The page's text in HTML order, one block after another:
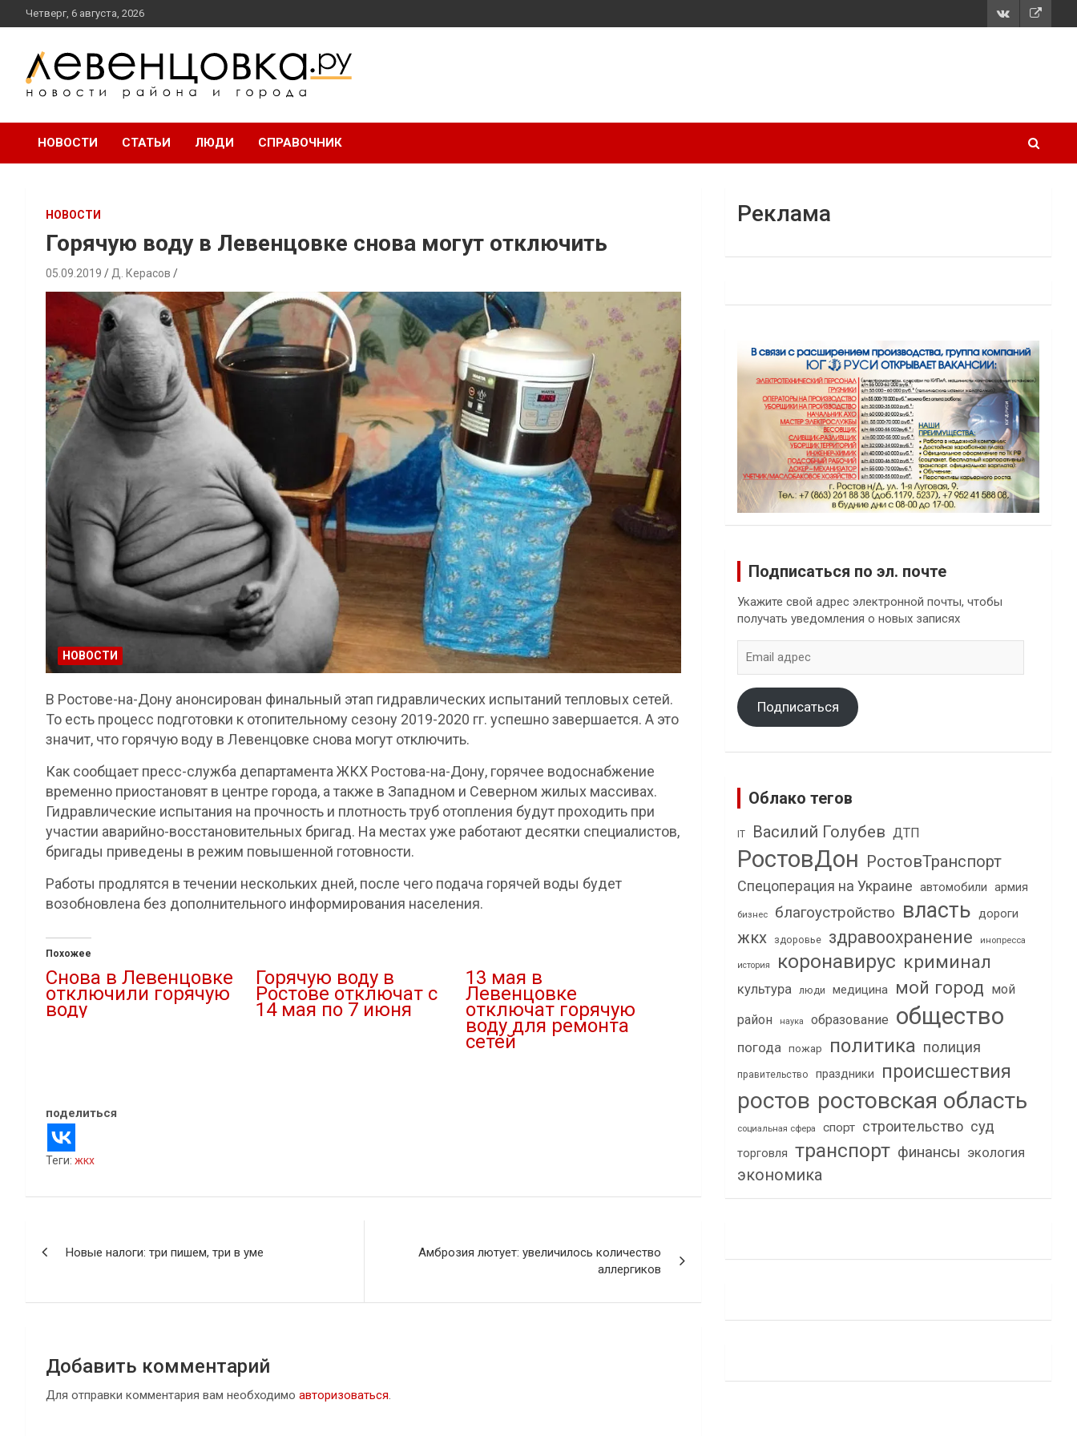
перейти
к
Четверг, 6 августа, 2026
Левенцовка Ру
НОВОСТИ СТАТЬИ ЛЮДИ СПРАВОЧНИК
НОВОСТИ
Горячую воду в Левенцовке снова могут отключить
05.09.2019 Д. Керасов
НОВОСТИ
В Ростове-на-Дону анонсирован финальный этап гидравлических испытаний тепловых сетей.
То есть процесс подготовки к отопительному сезону 2019-2020 гг. успешно завершается. А это
значит, что горячую воду в Левенцовке снова могут отключить.
Как сообщает пресс-служба департамента ЖКХ Ростова-на-Дону, горячее водоснабжение
временно приостановят в центре города, а также в Западном и Северном жилых массивах.
Гидравлические испытания на прочность и плотность труб отопления будут проходить при
участии аварийно-восстановительных бригад. На местах уже работают десятки специалистов,
бригады приведены в режим повышенной готовности.
Работы продлятся в течении нескольких дней, после чего подача горячей воды будет
возобновлена без дополнительного информирования населения.
Похожее
Снова в Левенцовке
отключили горячую
воду
Горячую воду в
Ростове отключат с
14 мая по 7 июня
13 мая в
Левенцовке
отключат горячую
воду для ремонта
сетей
поделиться
Теги: жкх
записям
Новые налоги: три пишем, три в уме
Амброзия лютует: увеличилось количество
аллергиков
Добавить комментарий
Для отправки комментария вам необходимо авторизоваться.
Реклама
Подписаться по эл. почте
Укажите свой адрес электронной почты, чтобы
получать уведомления о новых записях
адрес
Подписаться
Облако тегов
IT Василий Голубев ДТП
РостовДон РостовТранспорт
Спецоперация на Украине автомобили армия
бизнес благоустройство власть дороги
жкх здоровье здравоохранение инопресса
история коронавирус криминал
культура люди медицина мой город мой
район
наука образование общество
погода пожар политика полиция
правительство праздники происшествия
ростов ростовская область
социальная сфера спорт строительство суд
торговля транспорт финансы экология
экономика